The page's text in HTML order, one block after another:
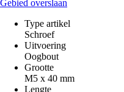
Gebied overslaan
Type artikel
Schroef
Uitvoering
Oogbout
Grootte
M5 x 40 mm
Lengte